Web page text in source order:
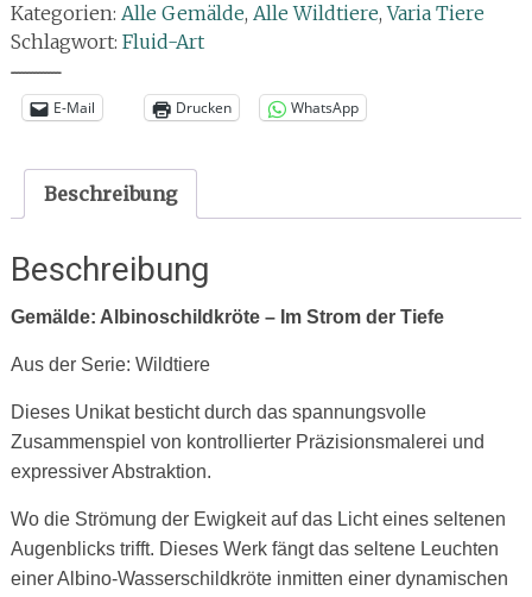
Im
Strom
der
Tiefe
Kategorien: Alle Gemälde, Alle Wildtiere,Varia Tiere
Schlagwort: Fluid-Art
--------------
E-Mail Drucken WhatsApp
Beschreibung
Beschreibung
Gemälde: Albinoschildkröte – Im Strom der Tiefe
Aus der Serie: Wildtiere
Dieses Unikat besticht durch das spannungsvolle
Zusammenspiel von kontrollierter Präzisionsmalerei und
expressiver Abstraktion.
Wo die Strömung der Ewigkeit auf das Licht eines seltenen
Augenblicks trifft. Dieses Werk fängt das seltene Leuchten
einer Albino-Wasserschildkröte inmitten einer dynamischen